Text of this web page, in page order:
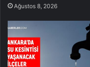
Ağustos 8, 2026